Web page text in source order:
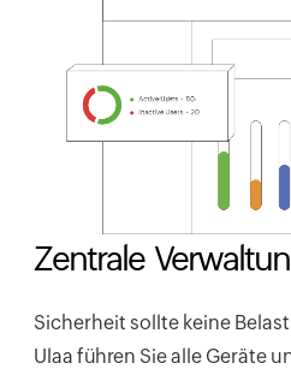
Zentrale
Sicherheit sollte keine
Ulaa führen Sie alle Geräte